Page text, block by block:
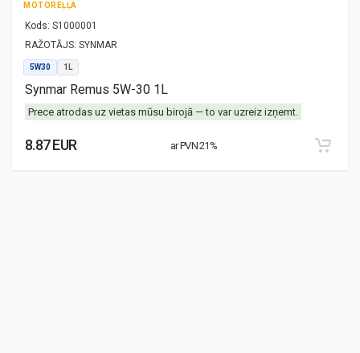
MOTOREĻĻA
Kods: S1000001
RAŽOTĀJS: SYNMAR
5W30 1L
Synmar Remus 5W-30 1L
Prece atrodas uz vietas mūsu birojā — to var uzreiz izņemt.
8.87 EUR ar PVN 21%